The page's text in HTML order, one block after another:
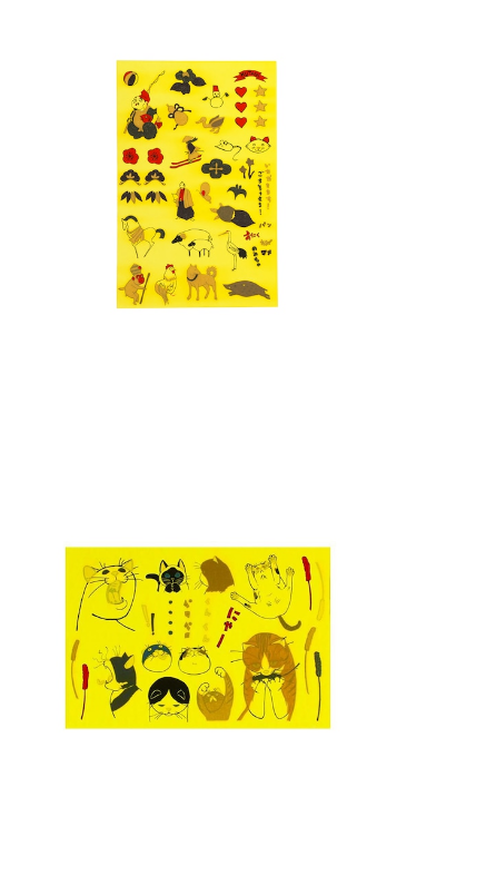
KUTANI SEAL限定 転写シール 恵比寿
¥1,320
ネコ・ジェラシーシール
¥1,540